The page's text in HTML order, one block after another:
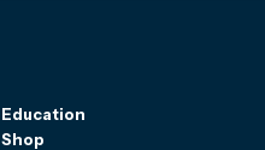
Education
Shop